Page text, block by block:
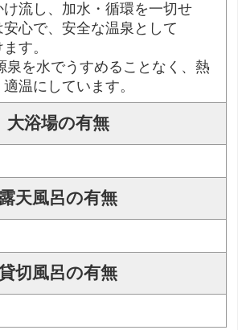
流し、加水・循環を一切せ
心で、安全な温泉として
す。
泉を水でうすめることなく、熱
温にしています。
大浴場の有無
露天風呂の有無
切風呂の有無